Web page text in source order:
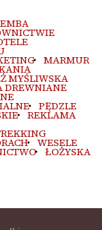
MARMUR
MYŚLIWSKA
DREWNIANE
PĘDZLE
REKLAMA
WESELE
ŁOŻYSKA